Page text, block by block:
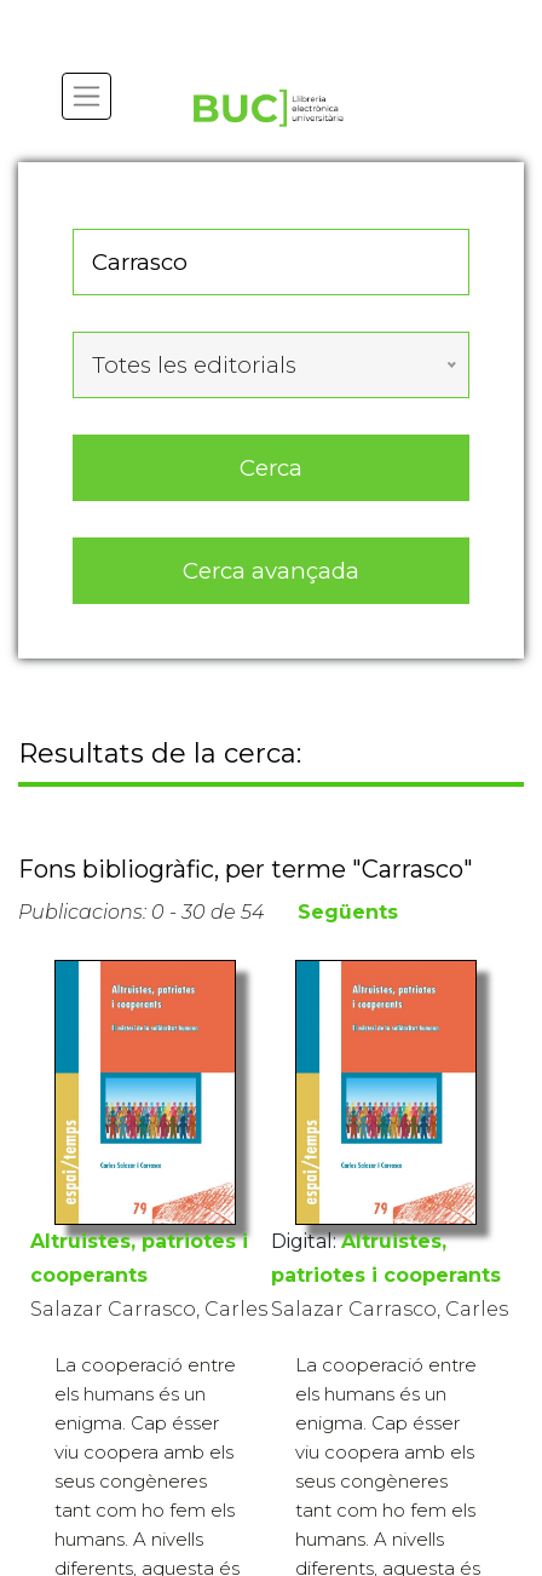
Totes les editorials
Cerca
Cerca avançada
Resultats de la cerca:
Fons bibliogràfic, per terme "Carrasco"
Publicacions: 0 - 30 de 54 Següents
Altruistes, patriotes i
cooperants
Salazar Carrasco, Carles
La cooperació entre
els humans és un
enigma. Cap ésser
viu coopera amb els
seus congèneres
tant com ho fem els
humans. A nivells
diferents, aquesta és
Digital: Altruistes,
patriotes i cooperants
Salazar Carrasco, Carles
La cooperació entre
els humans és un
enigma. Cap ésser
viu coopera amb els
seus congèneres
tant com ho fem els
humans. A nivells
diferents, aquesta és